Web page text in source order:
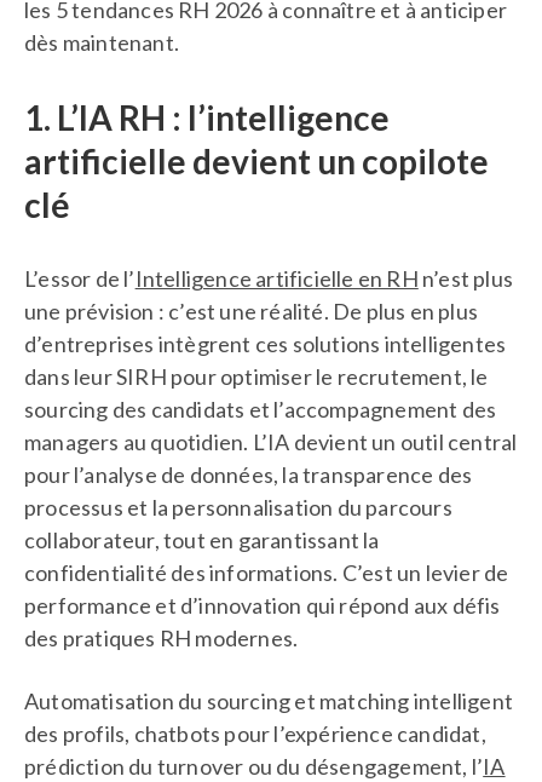
norme RH
Fin de carrière : un enjeu RH majeur en 2026
les 5 tendances RH 2026 à connaître et à anticiper
dès maintenant.
1. L’IA RH : l’intelligence
artificielle devient un copilote
clé
L’essor de l’Intelligence artificielle en RH n’est plus
une prévision : c’est une réalité. De plus en plus
d’entreprises intègrent ces solutions intelligentes
dans leur SIRH pour optimiser le recrutement, le
sourcing des candidats et l’accompagnement des
managers au quotidien. L’IA devient un outil central
pour l’analyse de données, la transparence des
processus et la personnalisation du parcours
collaborateur, tout en garantissant la
confidentialité des informations. C’est un levier de
performance et d’innovation qui répond aux défis
des pratiques RH modernes.
Automatisation du sourcing et matching intelligent
des profils, chatbots pour l’expérience candidat,
prédiction du turnover ou du désengagement, l’IA